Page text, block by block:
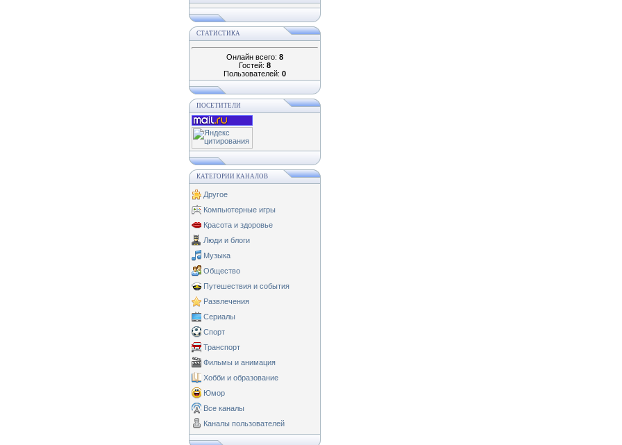
СТАТИСТИКА
Онлайн всего: 8
Гостей: 8
Пользователей: 0
ПОСЕТИТЕЛИ
КАТЕГОРИИ КАНАЛОВ
Другое
Компьютерные игры
Красота и здоровье
Люди и блоги
Музыка
Общество
Путешествия и события
Развлечения
Сериалы
Спорт
Транспорт
Фильмы и анимация
Хобби и образование
Юмор
Все каналы
Каналы пользователей